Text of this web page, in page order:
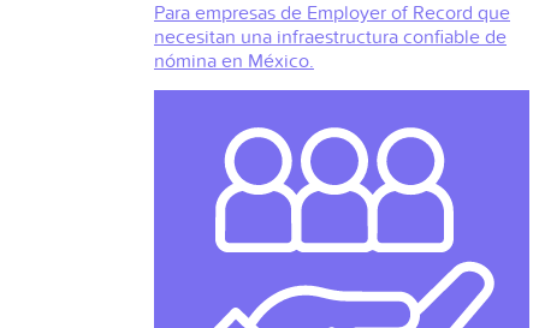
Para empresas de Employer of Record que
necesitan una infraestructura confiable de
nómina en México.